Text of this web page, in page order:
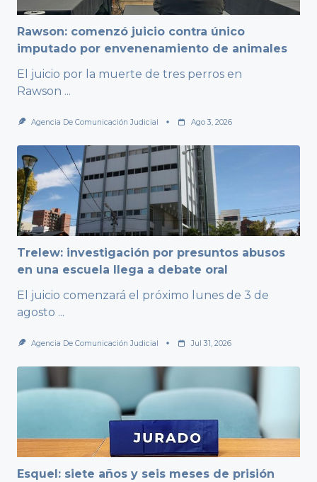
Rawson: comenzó juicio contra único
imputado por envenenamiento de animales
El juicio por la muerte de tres perros en
Rawson ...
Agencia De Comunicación Judicial Ago 3, 2026
Trelew: investigación por presuntos abusos
en una escuela llega a debate oral
El juicio comenzará el próximo lunes de 3 de
agosto ...
Agencia De Comunicación Judicial Jul 31, 2026
Esquel: siete años y seis meses de prisión